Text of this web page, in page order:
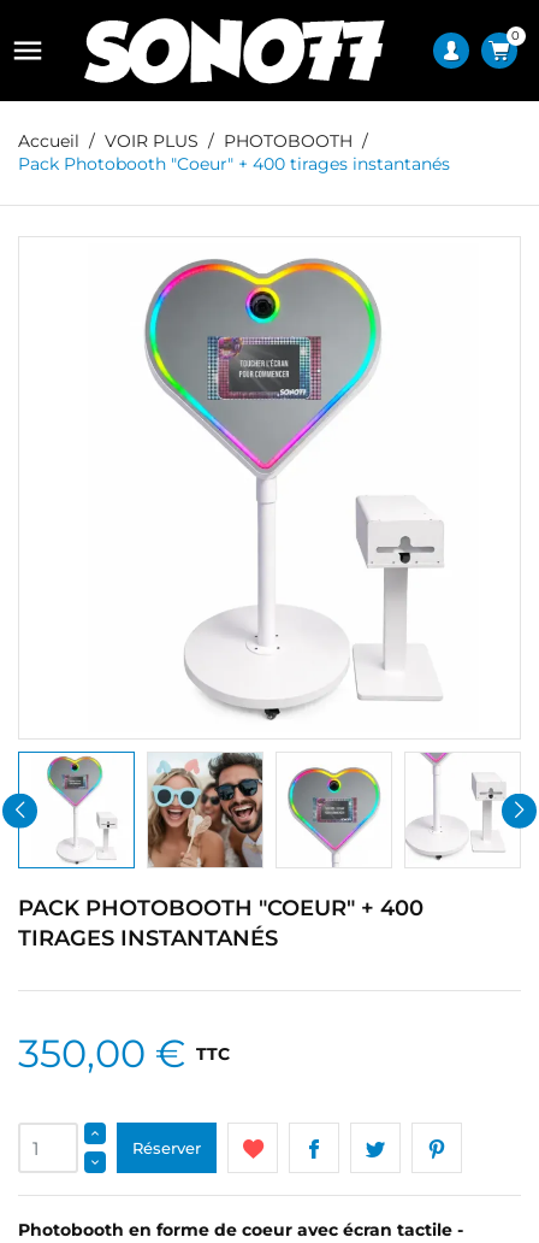
 0
Accueil VOIR PLUS
PHOTOBOOTH
Pack Photobooth "Coeur" + 400 tirages instantanés
PACK PHOTOBOOTH "COEUR" + 400
TIRAGES INSTANTANÉS
350,00 € TTC
Réserver
Photobooth en forme de coeur avec écran tactile -